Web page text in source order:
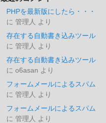
PHPを最新版にしたら・・・
に 管理人 より
存在する自動書き込みツール
に 管理人 より
存在する自動書き込みツール
に o6asan より
フォームメールによるスパム
に 管理人 より
フォームメールによるスパム
に 管理人 より